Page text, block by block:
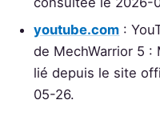
youtube.com :
de MechWarrior 5 :
lié depuis le site
05-26.